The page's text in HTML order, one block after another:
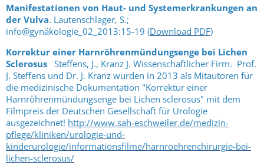
Manifestationen von Haut- und Systemerkrankungen an
der Vulva. Lautenschlager, S.;
info@gynäkologie_02_2013:15-19 (Download PDF)
Korrektur einer Harnröhrenmündungsenge bei Lichen
Sclerosus Steffens, J., Kranz J. Wissenschaftlicher Firm. Prof.
J. Steffens und Dr. J. Kranz wurden in 2013 als Mitautoren für
die medizinische Dokumentation "Korrektur einer
Harnröhrenmündungsenge bei Lichen sclerosus" mit dem
Filmpreis der Deutschen Gesellschaft für Urologie
ausgezeichnet! http://www.sah-eschweiler.de/medizin-
pflege/kliniken/urologie-und-
kinderurologie/informationsfilme/harnroehrenchirurgie-bei-
lichen-sclerosus/